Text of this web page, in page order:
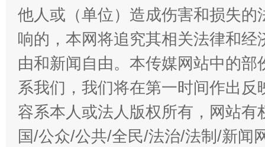
揭开“小金库”的免责幌子
他人或（单位）造成伤害和损失
响的，本网将追究其相关法律和
由和新闻自由。本传媒网站中的
系我们，我们将在第一时间作出
容系本人或法人版权所有，网站
国/公众/公共/全民/法治/法制/新闻